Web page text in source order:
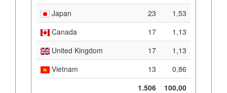
Japan 23
1,53
Canada
17
1,13
United Kingdom
17
1,13
Vietnam
13
0,86
1.506
100,00